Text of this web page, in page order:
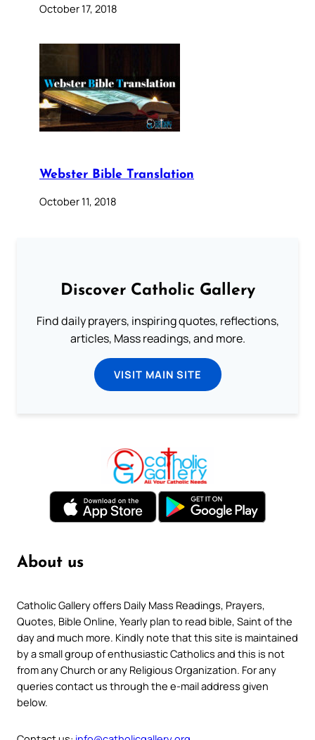
October 17, 2018
Webster Bible Translation
October 11, 2018
Discover Catholic Gallery
Find daily prayers, inspiring quotes, reflections,
articles, Mass readings, and more.
VISIT MAIN SITE
About us
Catholic Gallery offers Daily Mass Readings, Prayers,
Quotes, Bible Online, Yearly plan to read bible, Saint of the
day and much more. Kindly note that this site is maintained
by a small group of enthusiastic Catholics and this is not
from any Church or any Religious Organization. For any
queries contact us through the e-mail address given
below.